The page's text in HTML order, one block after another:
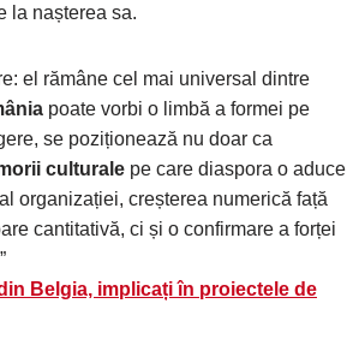
la nașterea sa.
el rămâne cel mai universal dintre
poate vorbi o limbă a formei pe
se poziționează nu doar ca
culturale pe care diaspora o aduce
organizației, creșterea numerică față
cantitativă, ci și o confirmare a forței
Belgia, implicați în proiectele de